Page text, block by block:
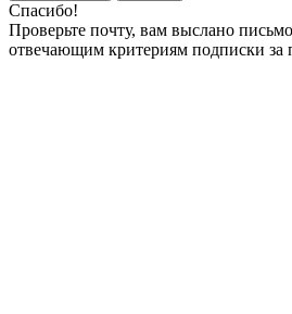
Спасибо!
Проверьте почту, вам выслано
отвечающим критериям подписки за